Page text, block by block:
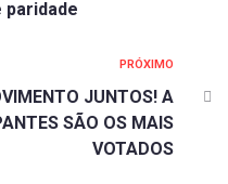
PRÓXIMO
JUNTOS! A
SÃO OS MAIS
VOTADOS